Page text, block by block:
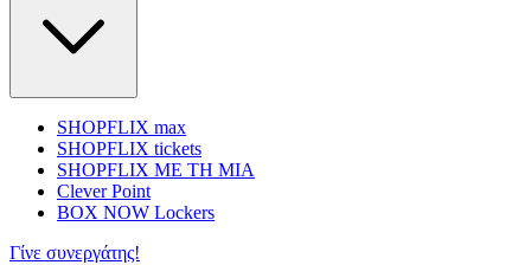
SHOPFLIX max
SHOPFLIX tickets
SHOPFLIX ΜΕ ΤΗ ΜΙΑ
Clever Point
BOX NOW Lockers
Γίνε συνεργάτης!